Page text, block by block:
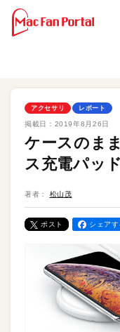
アクセサリ レポート
掲載日： 2019年8月26日
ケースのま
ス充電パッド
著者： 松山茂
ポスト シェアす